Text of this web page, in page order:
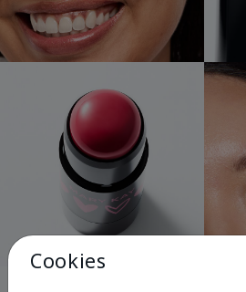
Cookies